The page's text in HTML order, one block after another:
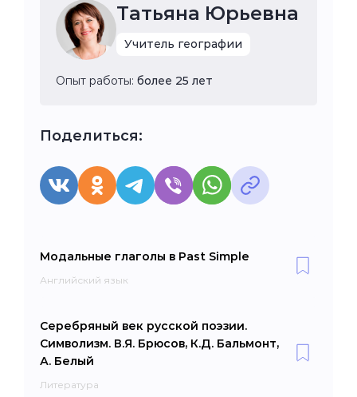
Татьяна Юрьевна
Учитель географии
Опыт работы: более 25 лет
Поделиться:
Модальные глаголы в Past Simple
Английский язык
Серебряный век русской поэзии.
Символизм. В.Я. Брюсов, К.Д. Бальмонт,
А. Белый
Литература